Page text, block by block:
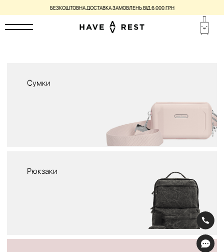
БЕЗКОШТОВНА ДОСТАВКА ЗАМОВЛЕНЬ ВІД 6 000 ГРН
Сумки
Рюкзаки